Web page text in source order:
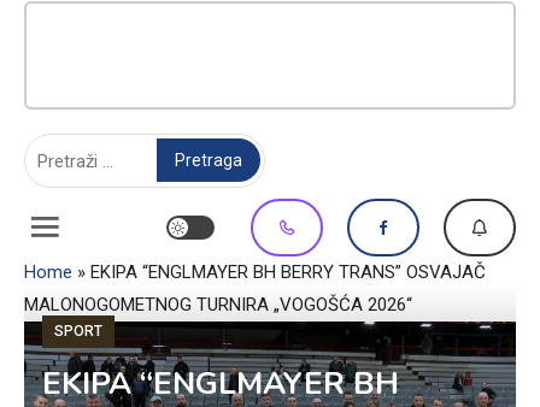
Home » EKIPA “ENGLMAYER BH BERRY TRANS” OSVAJAČ
MALONOGOMETNOG TURNIRA „VOGOŠĆA 2026“
SPORT
EKIPA “ENGLMAYER BH